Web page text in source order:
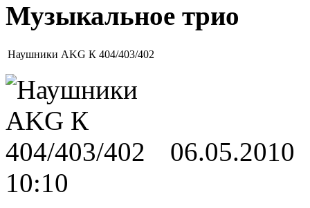
Музыкальное трио
Наушники AKG К 404/403/402
06.05.2010
10:10